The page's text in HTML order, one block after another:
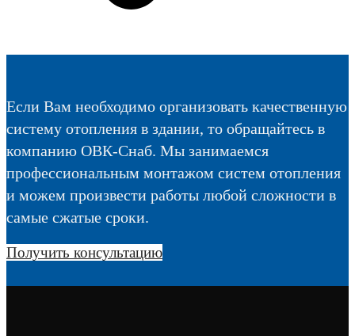
Если Вам необходимо организовать качественную
систему отопления в здании, то обращайтесь в
компанию ОВК-Снаб. Мы занимаемся
профессиональным монтажом систем отопления
и можем произвести работы любой сложности в
самые сжатые сроки.
Получить консультацию